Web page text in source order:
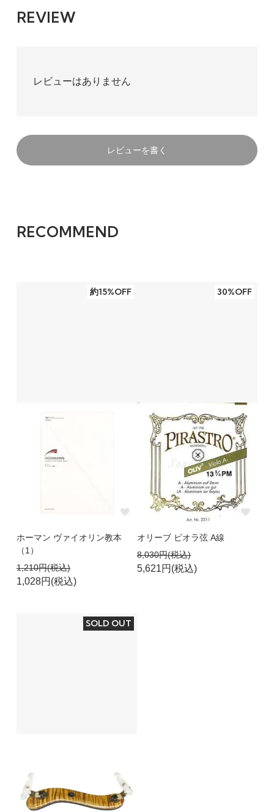
REVIEW
レビューはありません
レビューを書く
RECOMMEND
約15%OFF
ホーマン ヴァイオリン教本
（1）
1,210円(税込)
1,028円(税込)
30%OFF
オリーブ ビオラ弦 A線
8,030円(税込)
5,621円(税込)
SOLD OUT